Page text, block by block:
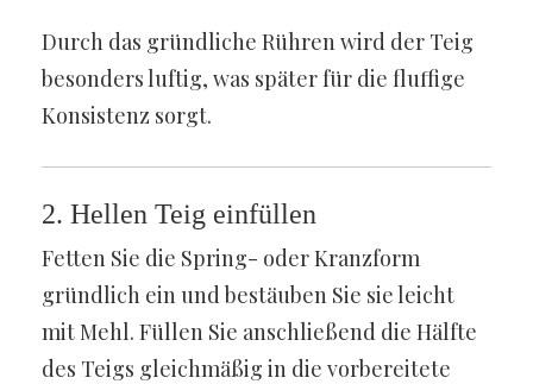
Durch das gründliche Rühren wird der Teig
besonders luftig, was später für die fluffige
Konsistenz sorgt.
2. Hellen Teig einfüllen
Fetten Sie die Spring- oder Kranzform
gründlich ein und bestäuben Sie sie leicht
mit Mehl. Füllen Sie anschließend die Hälfte
des Teigs gleichmäßig in die vorbereitete